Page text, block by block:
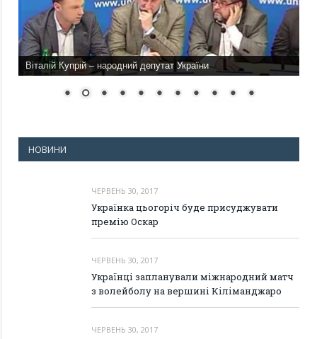
Віталій Купрій – народний депутат України
НОВИНИ
ЧЕРВЕНЬ 30, 2017
Українка цьогоріч буде присуджувати
премію Оскар
ЧЕРВЕНЬ 30, 2017
Українці запланували міжнародний матч
з волейболу на вершині Кіліманджаро
ЧЕРВЕНЬ 30, 2017